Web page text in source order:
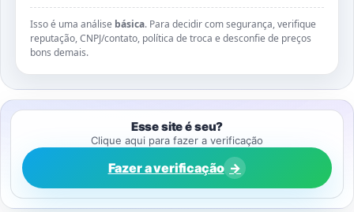
Isso é uma análise básica. Para decidir com segurança, verifique
reputação, CNPJ/contato, política de troca e desconfie de preços
bons demais.
Esse site é seu?
Clique aqui para fazer a verificação
Fazer a verificação →